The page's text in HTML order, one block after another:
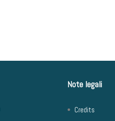
Note legali
Credits